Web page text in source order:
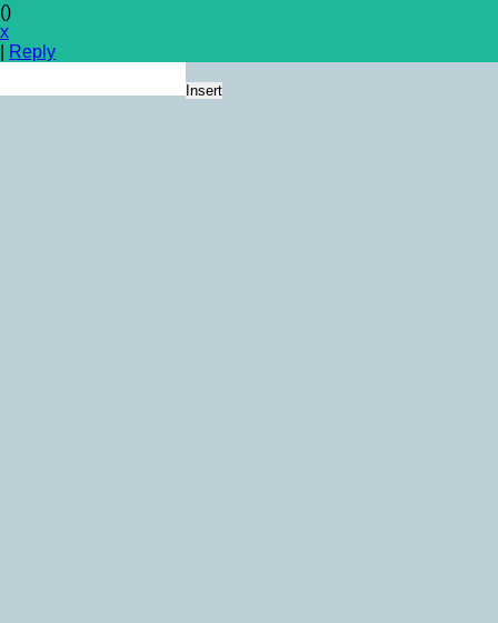
()
x
Reply
Insert